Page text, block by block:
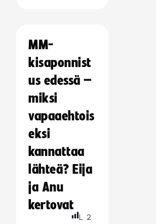
MM-
kisaponnist
us edessä –
miksi
vapaaehtois
eksi
kannattaa
lähteä? Eija
ja Anu
kertovat
L 2